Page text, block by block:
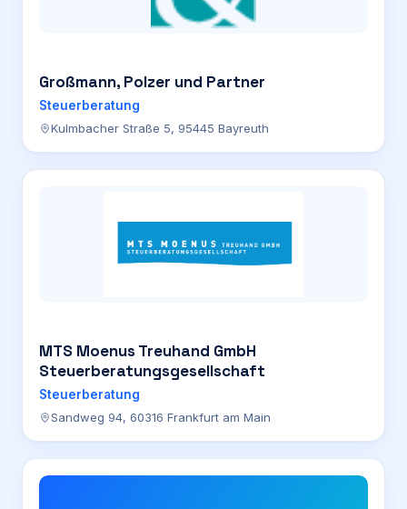
Großmann, Polzer und Partner
Steuerberatung
Kulmbacher Straße 5, 95445 Bayreuth
MTS Moenus Treuhand GmbH
Steuerberatungsgesellschaft
Steuerberatung
Sandweg 94, 60316 Frankfurt am Main